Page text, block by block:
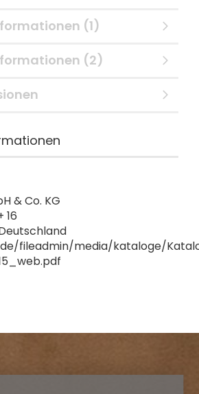
(1)
(2)
& Co. KG
16
fileadmin/media/kataloge/